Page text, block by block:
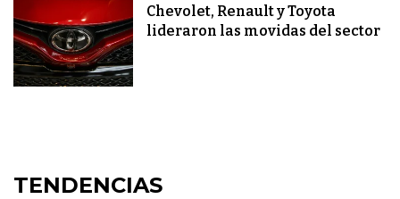
Chevolet, Renault y Toyota
lideraron las movidas del sector
TENDENCIAS